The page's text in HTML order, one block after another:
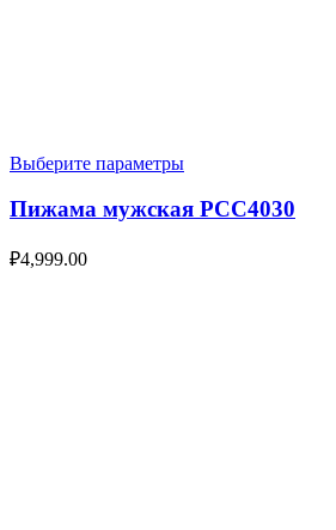
Выберите параметры
Пижама мужская PCC4030
₽4,999.00